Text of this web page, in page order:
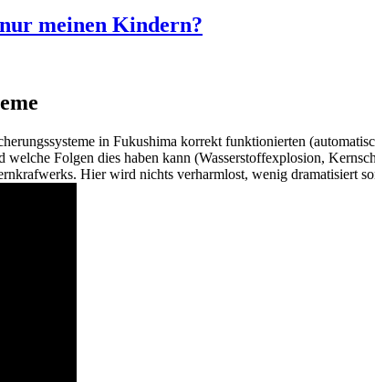
meinen Kindern?
in Fukushima korrekt funktionierten
Folgen dies haben kann (Wasserstoffexplosion,
Hier wird nichts verharmlost, wenig dramatisiert